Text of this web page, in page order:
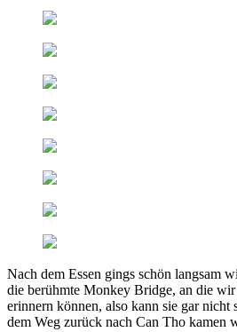
Nach dem Essen gings schön langsam
die berühmte Monkey Bridge, an die
erinnern können, also kann sie gar nicht
dem Weg zurück nach Can Tho kamen